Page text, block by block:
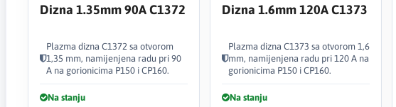
Dizna 1.35mm 90A C1372
Plazma dizna C1372 sa otvorom
1,35 mm, namijenjena radu pri 90
A na gorionicima P150 i CP160.
Na stanju
Dizna 1.6mm 120A C1373
Plazma dizna C1373 sa otvorom 1,6
mm, namijenjena radu pri 120 A na
gorionicima P150 i CP160.
Na stanju